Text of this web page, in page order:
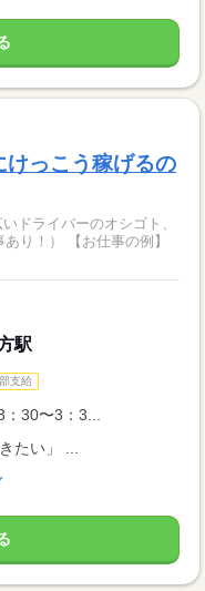
けっこう稼げるの
ドライバーのオシゴト、
仕事の例】
駅
支給
30〜3：3...
たい」 ...